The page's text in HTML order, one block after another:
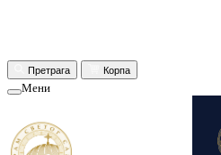
Претрага Корпа
Мени